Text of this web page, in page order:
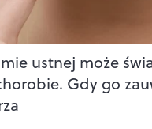
ustnej może
Gdy go